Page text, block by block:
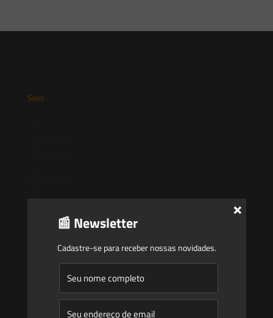
Saes
Newsletter
Novidades Legislativas
Informativos
📰 Newsletter
Cadastre-se para receber nossas novidades.
×